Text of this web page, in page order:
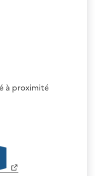
à proximité